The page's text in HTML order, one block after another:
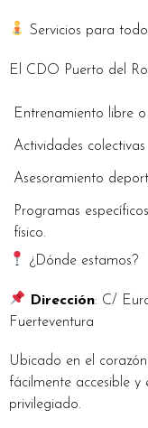
Servicios para
El CDO Puerto del
Entrenamiento libre
Actividades
Asesoramiento
Programas
físico.
¿Dónde estamos?
Dirección: C/
Fuerteventura
Ubicado en el
fácilmente accesible
privilegiado.